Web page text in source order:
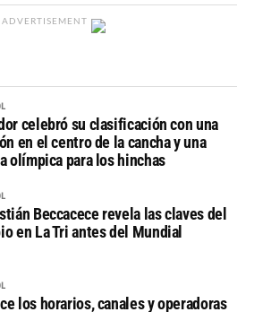
ADVERTISEMENT
celebró su clasificación con una
en el centro de la cancha y una
olímpica para los hinchas
Beccacece revela las claves del
en La Tri antes del Mundial
los horarios, canales y operadoras